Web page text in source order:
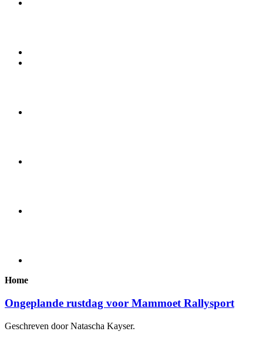
Home
Ongeplande rustdag voor Mammoet Rallysport
Geschreven door Natascha Kayser.